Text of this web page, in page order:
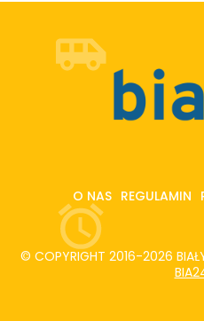
O NAS REGULAMIN
© COPYRIGHT 2016-2026